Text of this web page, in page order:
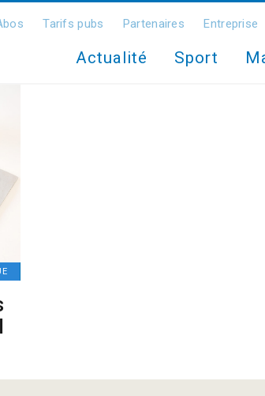
Tarifs pubs Partenaires Entreprise
Actualité Sport